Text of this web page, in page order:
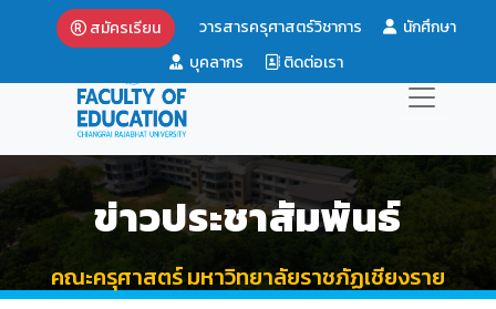
สมัครเรียน วารสารครุศาสตร์วิชาการ
นักศึกษา
บุคลากร
ติดต่อเรา
ข่าวประชาสัมพันธ์
คณะครุศาสตร์ มหาวิทยาลัยราชภัฏเชียงราย